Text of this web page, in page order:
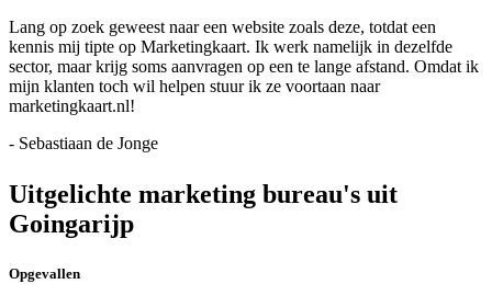
Lang op zoek geweest naar een website zoals deze, totdat een
kennis mij tipte op Marketingkaart. Ik werk namelijk in dezelfde
sector, maar krijg soms aanvragen op een te lange afstand. Omdat ik
mijn klanten toch wil helpen stuur ik ze voortaan naar
marketingkaart.nl!
- Sebastiaan de Jonge
Uitgelichte marketing bureau's uit
Goingarijp
Opgevallen